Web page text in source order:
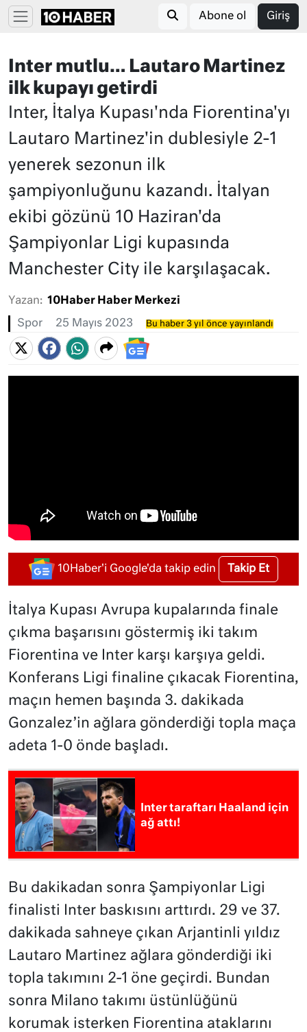
Abone ol Giriş
Inter mutlu… Lautaro Martinez
ilk kupayı getirdi
Inter, İtalya Kupası'nda Fiorentina'yı
Lautaro Martinez'in dublesiyle 2-1
yenerek sezonun ilk
şampiyonluğunu kazandı. İtalyan
ekibi gözünü 10 Haziran'da
Şampiyonlar Ligi kupasında
Manchester City ile karşılaşacak.
Yazan: 10Haber Haber Merkezi
Spor 25 Mayıs 2023 Bu haber 3 yıl önce yayınlandı
10Haber'i Google'da takip edin Takip Et
İtalya Kupası Avrupa kupalarında finale
çıkma başarısını göstermiş iki takım
Fiorentina ve Inter karşı karşıya geldi.
Konferans Ligi finaline çıkacak Fiorentina,
maçın hemen başında 3. dakikada
Gonzalez’in ağlara gönderdiği topla maça
adeta 1-0 önde başladı.
Inter taraftarı Haaland için
ağ attı!
Bu dakikadan sonra Şampiyonlar Ligi
finalisti Inter baskısını arttırdı. 29 ve 37.
dakikada sahneye çıkan Arjantinli yıldız
Lautaro Martinez ağlara gönderdiği iki
topla takımını 2-1 öne geçirdi. Bundan
sonra Milano takımı üstünlüğünü
korumak isterken Fiorentina ataklarını